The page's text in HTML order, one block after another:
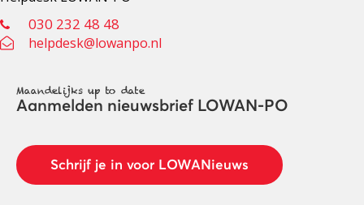
030 232 48 48
helpdesk@lowanpo.nl
Maandelijks up to date
Aanmelden nieuwsbrief LOWAN-PO
Schrijf je in voor LOWANieuws